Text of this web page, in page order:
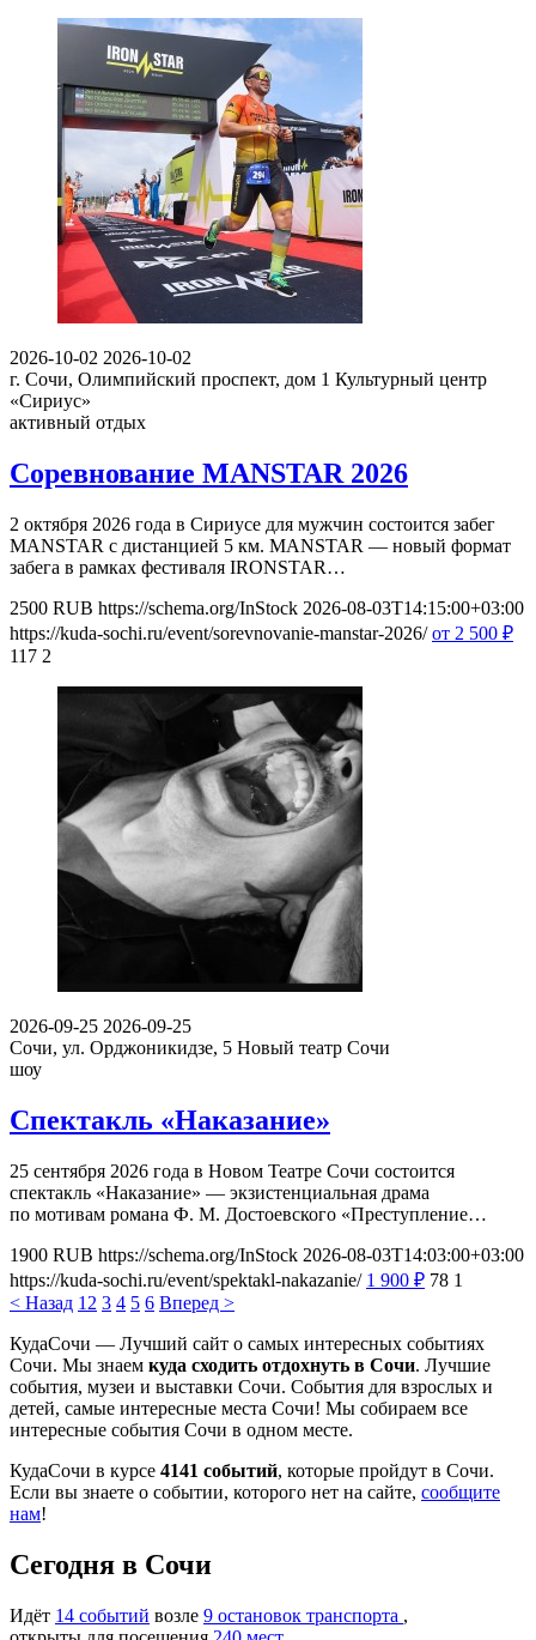
2026-10-02 2026-10-02
г. Сочи, Олимпийский проспект, дом 1 Культурный центр
«Сириус»
активный отдых
Соревнование MANSTAR 2026
2 октября 2026 года в Сириусе для мужчин состоится забег
MANSTAR с дистанцией 5 км. MANSTAR — новый формат
забега в рамках фестиваля IRONSTAR…
2500 RUB https://schema.org/InStock 2026-08-03T14:15:00+03:00
https://kuda-sochi.ru/event/sorevnovanie-manstar-2026/ от 2 500 ₽
117 2
2026-09-25 2026-09-25
Сочи, ул. Орджоникидзе, 5 Новый театр Сочи
шоу
Спектакль «Наказание»
25 сентября 2026 года в Новом Театре Сочи состоится
спектакль «Наказание» — экзистенциальная драма
по мотивам романа Ф. М. Достоевского «Преступление…
1900 RUB https://schema.org/InStock 2026-08-03T14:03:00+03:00
https://kuda-sochi.ru/event/spektakl-nakazanie/ 1 900 ₽ 78 1
< Назад 1 2 3 4 5 6 Вперед >
КудаСочи — Лучший сайт о самых интересных событиях
Сочи. Мы знаем куда сходить отдохнуть в Сочи. Лучшие
события, музеи и выставки Сочи. События для взрослых и
детей, самые интересные места Сочи! Мы собираем все
интересные события Сочи в одном месте.
КудаСочи в курсе 4141 событий, которые пройдут в Сочи.
Если вы знаете о событии, которого нет на сайте, сообщите
нам!
Cегодня в Сочи
Идёт 14 событий возле 9 остановок транспорта ,